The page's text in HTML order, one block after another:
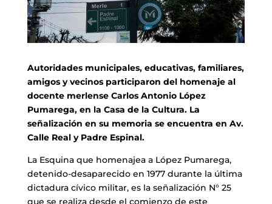
Autoridades municipales, educativas, familiares,
amigos y vecinos participaron del homenaje al
docente merlense Carlos Antonio López
Pumarega, en la Casa de la Cultura. La
señalización en su memoria se encuentra en Av.
Calle Real y Padre Espinal.
La Esquina que homenajea a López Pumarega,
detenido-desaparecido en 1977 durante la última
dictadura cívico militar, es la señalización N° 25
que se realiza desde el comienzo de este